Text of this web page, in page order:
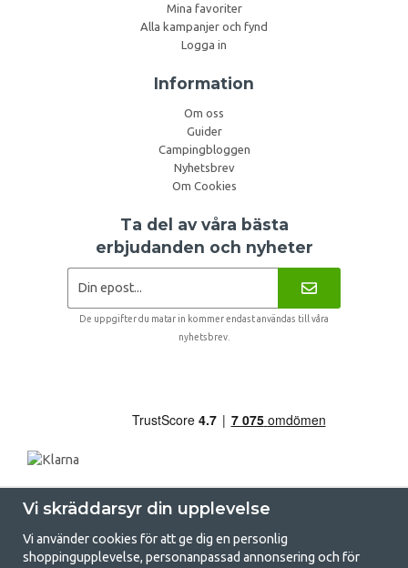
Mina favoriter
Alla kampanjer och fynd
Logga in
Information
Om oss
Guider
Campingbloggen
Nyhetsbrev
Om Cookies
Ta del av våra bästa
erbjudanden och nyheter
De uppgifter du matar in kommer endast användas till våra
nyhetsbrev.
Vi skräddarsyr din upplevelse
Vi använder cookies för att ge dig en personlig
shoppingupplevelse, personanpassad annonsering och för